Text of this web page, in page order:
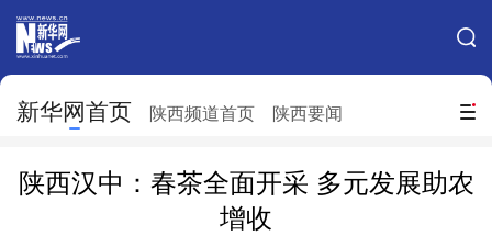
搜索
新华网首页 陕西频道首页 陕西要闻
网站地图
北京 天津 河北 山西
陕西汉中：春茶全面开采 多元发展助农
增收